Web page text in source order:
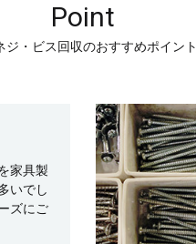
Point
ジ・ビス回収のおすすめポイント
家具製
いでし
ズにご